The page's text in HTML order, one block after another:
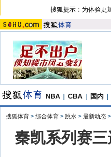
搜狐提示：为体验更
NBA | CBA | 国内 |
搜狐体育 > 综合体育 > 跳水 > 最新动态 >
秦凯系列赛